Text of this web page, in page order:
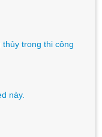
thủy trong thi công
này.